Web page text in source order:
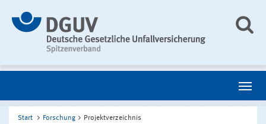
Start Forschung Projektverzeichnis